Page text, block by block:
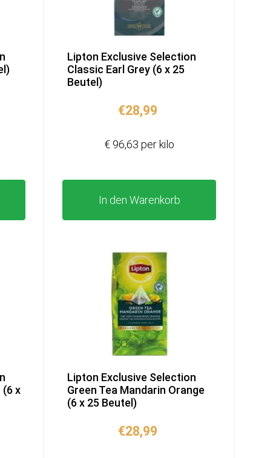
Lipton Exclusive Selection
Classic Earl Grey (6 x 25
Beutel)
€28,99
In den Warenkorb
€ 96,63 per kilo
(6 x
Lipton Exclusive Selection
Green Tea Mandarin Orange
(6 x 25 Beutel)
€28,99